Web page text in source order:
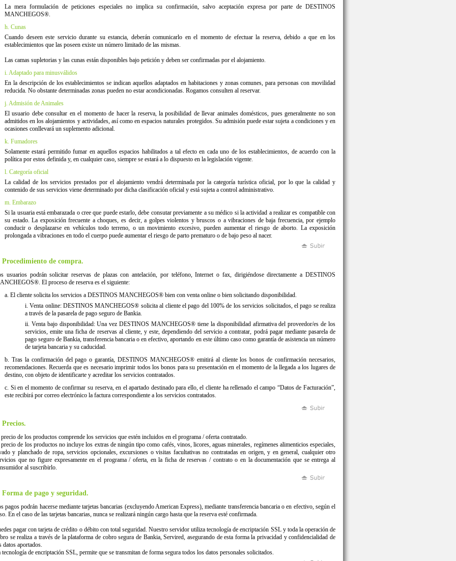
La mera formulación de peticiones especiales no implica su confirmación, salvo aceptación expresa por parte de DESTINOS
MANCHEGOS®.
h. Cunas
Cuando deseen este servicio durante su estancia, deberán comunicarlo en el momento de efectuar la reserva, debido a que en los
establecimientos que las poseen existe un número limitado de las mismas.
Las camas supletorias y las cunas están disponibles bajo petición y deben ser confirmadas por el alojamiento.
i. Adaptado para minusválidos
En la descripción de los establecimientos se indican aquellos adaptados en habitaciones y zonas comunes, para personas con movilidad
reducida. No obstante determinadas zonas pueden no estar acondicionadas. Rogamos consulten al reservar.
j. Admisión de Animales
El usuario debe consultar en el momento de hacer la reserva, la posibilidad de llevar animales domésticos, pues generalmente no son
admitidos en los alojamientos y actividades, así como en espacios naturales protegidos. Su admisión puede estar sujeta a condiciones y en
ocasiones conllevará un suplemento adicional.
k. Fumadores
Solamente estará permitido fumar en aquellos espacios habilitados a tal efecto en cada uno de los establecimientos, de acuerdo con la
política por estos definida y, en cualquier caso, siempre se estará a lo dispuesto en la legislación vigente.
l. Categoría oficial
La calidad de los servicios prestados por el alojamiento vendrá determinada por la categoría turística oficial, por lo que la calidad y
contenido de sus servicios viene determinado por dicha clasificación oficial y está sujeta a control administrativo.
m. Embarazo
Si la usuaria está embarazada o cree que puede estarlo, debe consutar previamente a su médico si la actividad a realizar es compatible con
su estado. La exposición frecuente a choques, es decir, a golpes violentos y bruscos o a vibraciones de baja frecuencia, por ejemplo
conducir o desplazarse en vehículos todo terreno, o un movimiento excesivo, pueden aumentar el riesgo de aborto. La exposición
prolongada a vibraciones en todo el cuerpo puede aumentar el riesgo de parto prematuro o de bajo peso al nacer.
Procedimiento de compra.
usuarios podrán solicitar reservas de plazas con antelación, por teléfono, Internet o fax, dirigiéndose directamente a DESTINOS
El proceso de reserva es el siguiente:
a. El cliente solicita los servicios a DESTINOS MANCHEGOS® bien con venta online o bien solicitando disponibilidad.
i. Venta online: DESTINOS MANCHEGOS® solicita al cliente el pago del 100% de los servicios solicitados, el pago se realiza
a través de la pasarela de pago seguro de Bankia.
ii. Venta bajo disponibilidad: Una vez DESTINOS MANCHEGOS® tiene la disponibilidad afirmativa del proveedor/es de los
servicios, emite una ficha de reservas al cliente, y este, dependiendo del servicio a contratar, podrá pagar mediante pasarela de
pago seguro de Bankia, transferencia bancaria o en efectivo, aportando en este último caso como garantía de asistencia un número
de tarjeta bancaria y su caducidad.
b. Tras la confirmación del pago o garantía, DESTINOS MANCHEGOS® emitirá al cliente los bonos de confirmación necesarios,
recomendaciones. Recuerda que es necesario imprimir todos los bonos para su presentación en el momento de la llegada a los lugares de
destino, con objeto de identificarte y acreditar los servicios contratados.
c. Si en el momento de confirmar su reserva, en el apartado destinado para ello, el cliente ha rellenado el campo “Datos de Facturación”,
este recibirá por correo electrónico la factura correspondiente a los servicios contratados.
Precios.
de los productos comprende los servicios que estén incluidos en el programa / oferta contratado.
de los productos no incluye los extras de ningún tipo como cafés, vinos, licores, aguas minerales, regímenes alimenticios especiales,
y planchado de ropa, servicios opcionales, excursiones o visitas facultativas no contratadas en origen, y en general, cualquier otro
que no figure expresamente en el programa / oferta, en la ficha de reservas / contrato o en la documentación que se entrega al
al suscribirlo.
Forma de pago y seguridad.
pagos podrán hacerse mediante tarjetas bancarias (excluyendo American Express), mediante transferencia bancaria o en efectivo, según el
En el caso de las tarjetas bancarias, nunca se realizará ningún cargo hasta que la reserva esté confirmada.
pagar con tarjeta de crédito o débito con total seguridad. Nuestro servidor utiliza tecnología de encriptación SSL y toda la operación de
se realiza a través de la plataforma de cobro segura de Bankia, Servired, asegurando de esta forma la privacidad y confidencialidad de
datos aportados.
tecnología de encriptación SSL, permite que se transmitan de forma segura todos los datos personales solicitados.